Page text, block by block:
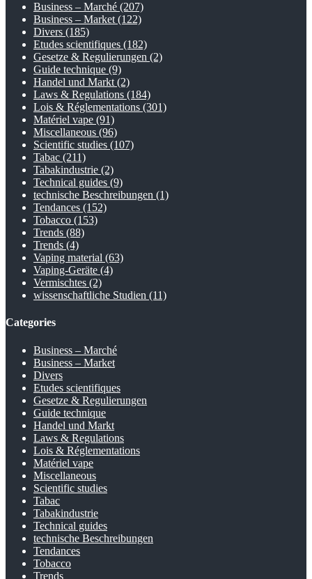
Business – Marché (207)
Business – Market (122)
Divers (185)
Etudes scientifiques (182)
Gesetze & Regulierungen (2)
Guide technique (9)
Handel und Markt (2)
Laws & Regulations (184)
Lois & Réglementations (301)
Matériel vape (91)
Miscellaneous (96)
Scientific studies (107)
Tabac (211)
Tabakindustrie (2)
Technical guides (9)
technische Beschreibungen (1)
Tendances (152)
Tobacco (153)
Trends (88)
Trends (4)
Vaping material (63)
Vaping-Geräte (4)
Vermischtes (2)
wissenschaftliche Studien (11)
Categories
Business – Marché
Business – Market
Divers
Etudes scientifiques
Gesetze & Regulierungen
Guide technique
Handel und Markt
Laws & Regulations
Lois & Réglementations
Matériel vape
Miscellaneous
Scientific studies
Tabac
Tabakindustrie
Technical guides
technische Beschreibungen
Tendances
Tobacco
Trends